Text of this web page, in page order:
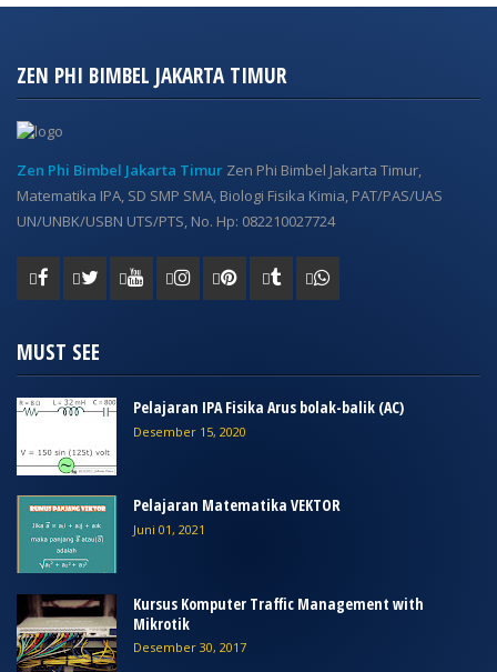
ZEN PHI BIMBEL JAKARTA TIMUR
Zen Phi Bimbel Jakarta Timur Zen Phi Bimbel Jakarta Timur,
Matematika IPA, SD SMP SMA, Biologi Fisika Kimia, PAT/PAS/UAS
UN/UNBK/USBN UTS/PTS, No. Hp: 082210027724
MUST SEE
Pelajaran IPA Fisika Arus bolak-balik (AC)
Desember 15, 2020
Pelajaran Matematika VEKTOR
Juni 01, 2021
Kursus Komputer Traffic Management with
Mikrotik
Desember 30, 2017